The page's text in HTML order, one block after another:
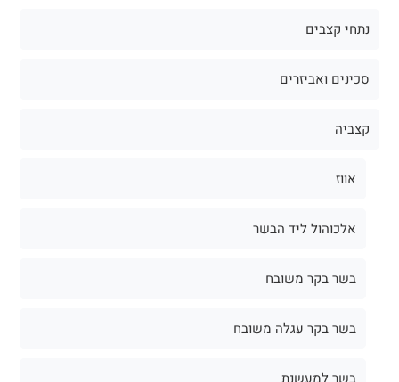
נתחי קצבים
סכינים ואביזרים
קצביה
אווז
אלכוהול ליד הבשר
בשר בקר משובח
בשר בקר עגלה משובח